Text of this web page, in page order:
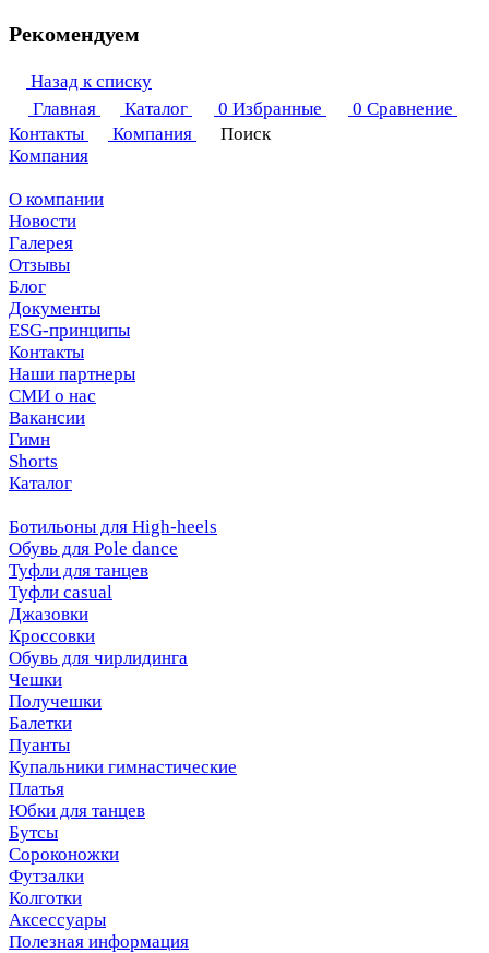
Рекомендуем
Назад к списку
Главная
Каталог 0 Избранные 0 Сравнение
Контакты
Компания
Поиск
Компания
О компании
Новости
Галерея
Отзывы
Блог
Документы
ESG-принципы
Контакты
Наши партнеры
СМИ о нас
Вакансии
Гимн
Shorts
Каталог
Ботильоны для High-heels
Обувь для Pole dance
Туфли для танцев
Туфли casual
Джазовки
Кроссовки
Обувь для чирлидинга
Чешки
Получешки
Балетки
Пуанты
Купальники гимнастические
Платья
Юбки для танцев
Бутсы
Сороконожки
Футзалки
Колготки
Аксессуары
Полезная информация